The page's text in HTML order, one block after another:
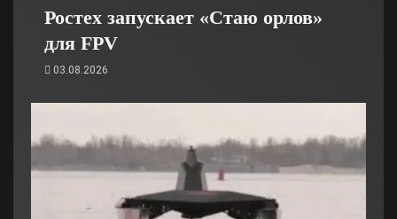
Ростех запускает «Стаю орлов»
для FPV
03.08.2026